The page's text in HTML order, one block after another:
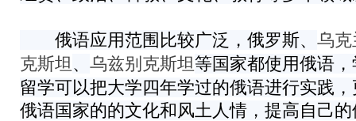
俄语应用范围比较广泛，俄罗斯、 乌克
克斯坦 、 乌兹别克斯坦等国家都使用俄语
留学可以把大学四年学过的俄语进行实践
俄语国家的的文化和风土人情，提高自己